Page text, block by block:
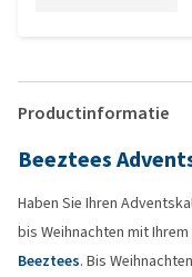
Productinformatie
Beeztees
Haben Sie Ihren
bis Weihnachten mit
Beeztees. Bis